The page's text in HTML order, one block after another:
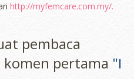
http://myfemcare.com.my/.
pembaca
komen pertama "I